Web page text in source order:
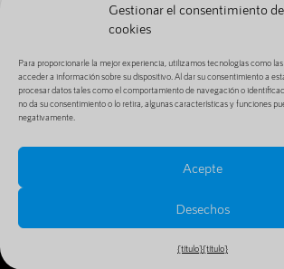
Gestionar el consentimiento de
cookies
Para proporcionarle la mejor experiencia, utilizamos tecnologías como
acceder a información sobre su dispositivo. Al dar su consentimiento a
procesar datos tales como el comportamiento de navegación o
no da su consentimiento o lo retira, algunas características y funciones
negativamente.
Acepte
Desechos
{título}{título}
PrestaShop
web
Joomla
© Digi Hosting | Todos los derechos
BE0749684888